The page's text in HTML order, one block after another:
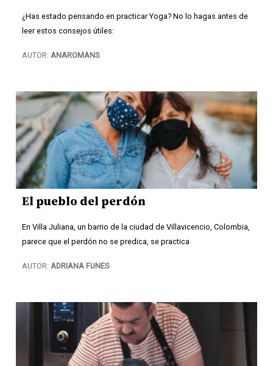
¿Has estado pensando en practicar Yoga? No lo hagas antes de
leer estos consejos útiles:
AUTOR: ANAROMANS
El pueblo del perdón
En Villa Juliana, un barrio de la ciudad de Villavicencio, Colombia,
parece que el perdón no se predica, se practica
AUTOR: ADRIANA FUNES